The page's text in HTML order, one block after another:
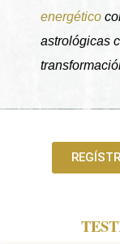
energético
astrológicas